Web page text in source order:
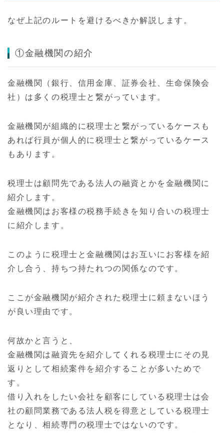
なぜ上記のルートを避けるべきか解説します。
①金融機関の紹介
金融機関（銀行、信用金庫、証券会社、生命保険会
社）は多くの税理士と繋がっています。
金融機関が組織的に税理士と繋がっているケースも
あれば行員が個人的に税理士と繋がっているケース
もあります。
税理士は顧問先である法人の融資とかを金融機関に
紹介します。
金融機関はお客様の税務手続きを知り合いの税理士
に紹介します。
このように税理士と金融機関はお互いにお客様を紹
介し合う、持ちつ持たれつの関係なのです。
ここが金融機関が紹介された税理士に頼まないほう
が良い理由です。
何故かと言うと、
金融機関は融資先を紹介してくれる税理士にその見
返りとして相続案件を紹介することが多いためで
す。
借り入れをしたい会社を顧客にしている税理士は会
社の顧問業務である法人税を得意としている税理士
となり、相続専門の税理士ではないのです。